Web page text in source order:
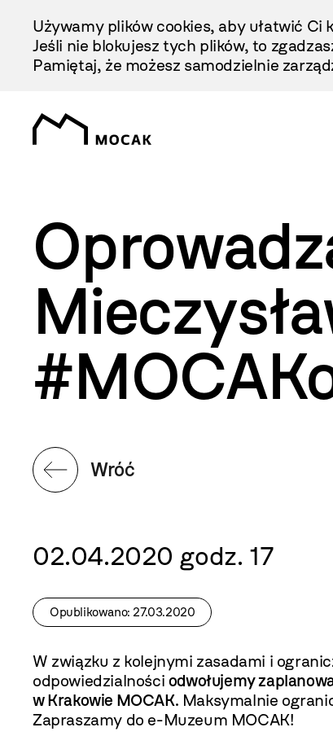
Treści
Używamy plików cookies, aby ułatwić
Jeśli nie blokujesz tych plików, to
Pamiętaj, że możesz samodzielnie
Wróć
02.04.2020 godz. 17
Opublikowano: 27.03.2020
W związku z kolejnymi zasadami i
odpowiedzialności odwołujemy
w Krakowie MOCAK. Maksymalnie
Zapraszamy do e-Muzeum MOCAK!